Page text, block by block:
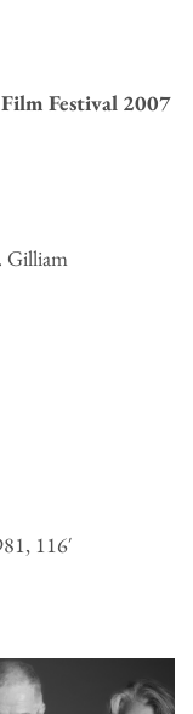
Festival 2007
Gilliam
116′